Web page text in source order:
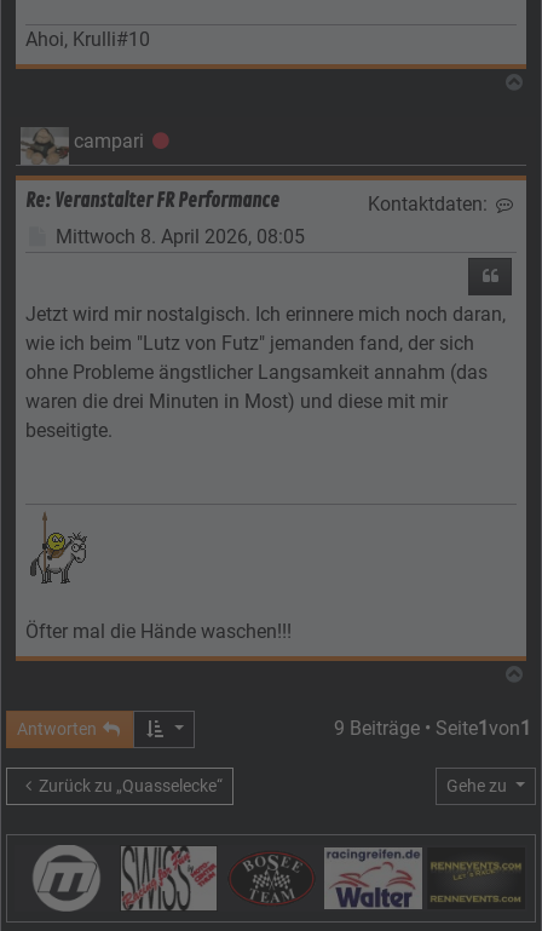
Ahoi, Krulli#10
campari Offline
Re: Veranstalter FR Performance Kontaktdaten:
Beitrag
Mittwoch 8. April 2026, 08:05
Jetzt wird mir nostalgisch. Ich erinnere mich noch daran,
wie ich beim "Lutz von Futz" jemanden fand, der sich
ohne Probleme ängstlicher Langsamkeit annahm (das
waren die drei Minuten in Most) und diese mit mir
beseitigte.
Öfter mal die Hände waschen!!!
Antworten 9 Beiträge • Seite1von1
Zurück zu „Quasselecke“ Gehe zu